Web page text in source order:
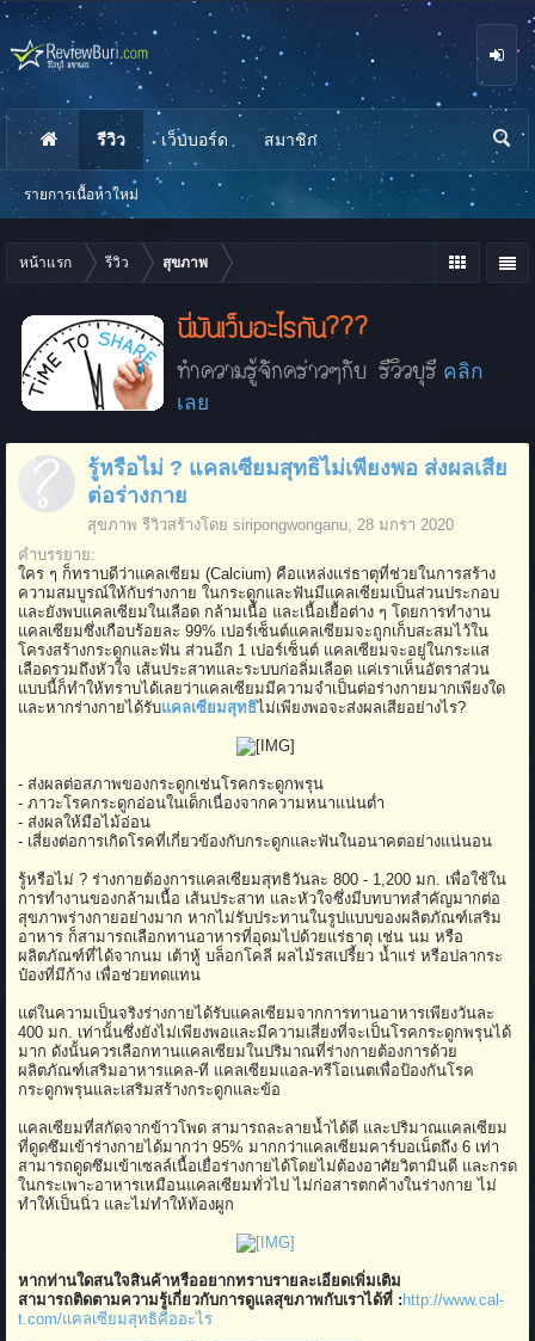
หน้าแรก รีวิว สุขภาพ
นี่มันเว็บอะไรกัน???
ทำความรู้จักคร่าวๆกับ รีวิวบุรี คลิก
เลย
รู้หรือไม่ ? แคลเซียมสุทธิไม่เพียงพอ ส่งผลเสีย
ต่อร่างกาย
สุขภาพ รีวิวสร้างโดย siripongwonganu, 28 มกรา 2020
คำบรรยาย:
ใคร ๆ ก็ทราบดีว่าแคลเซียม (Calcium) คือแหล่งแร่ธาตุที่ช่วยในการสร้าง
ความสมบูรณ์ให้กับร่างกาย ในกระดูกและฟันมีแคลเซียมเป็นส่วนประกอบ
และยังพบแคลเซียมในเลือด กล้ามเนื้อ และเนื้อเยื้อต่าง ๆ โดยการทำงาน
แคลเซียมซึ่งเกือบร้อยละ 99% เปอร์เซ็นต์แคลเซียมจะถูกเก็บสะสมไว้ใน
โครงสร้างกระดูกและฟัน ส่วนอีก 1 เปอร์เซ็นต์ แคลเซียมจะอยู่ในกระแส
เลือดรวมถึงหัวใจ เส้นประสาทและระบบก่อลิ่มเลือด แค่เราเห็นอัตราส่วน
แบบนี้ก็ทำให้ทราบได้เลยว่าแคลเซียมมีความจำเป็นต่อร่างกายมากเพียงใด
และหากร่างกายได้รับแคลเซียมสุทธิไม่เพียงพอจะส่งผลเสียอย่างไร?
- ส่งผลต่อสภาพของกระดูกเช่นโรคกระดูกพรุน
- ภาวะโรคกระดูกอ่อนในเด็กเนื่องจากความหนาแน่นต่ำ
- ส่งผลให้มือไม้อ่อน
- เสี่ยงต่อการเกิดโรคที่เกี่ยวข้องกับกระดูกและฟันในอนาคตอย่างแน่นอน
รู้หรือไม่ ? ร่างกายต้องการแคลเซียมสุทธิวันละ 800 - 1,200 มก. เพื่อใช้ใน
การทำงานของกล้ามเนื้อ เส้นประสาท และหัวใจซึ่งมีบทบาทสำคัญมากต่อ
สุขภาพร่างกายอย่างมาก หากไม่รับประทานในรูปแบบของผลิตภัณฑ์เสริม
อาหาร ก็สามารถเลือกทานอาหารที่อุดมไปด้วยแร่ธาตุ เช่น นม หรือ
ผลิตภัณฑ์ที่ได้จากนม เต้าหู้ บล็อกโคลี ผลไม้รสเปรี้ยว น้ำแร่ หรือปลากระ
ป๋องที่มีก้าง เพื่อช่วยทดแทน
แต่ในความเป็นจริงร่างกายได้รับแคลเซียมจากการทานอาหารเพียงวันละ
400 มก. เท่านั้นซึ่งยังไม่เพียงพอและมีความเสี่ยงที่จะเป็นโรคกระดูกพรุนได้
มาก ดังนั้นควรเลือกทานแคลเซียมในปริมาณที่ร่างกายต้องการด้วย
ผลิตภัณฑ์เสริมอาหารแคล-ที แคลเซียมแอล-ทรีโอเนตเพื่อป้องกันโรค
กระดูกพรุนและเสริมสร้างกระดูกและข้อ
แคลเซียมที่สกัดจากข้าวโพด สามารถละลายน้ำได้ดี และปริมาณแคลเซียม
ที่ดูดซึมเข้าร่างกายได้มากว่า 95% มากกว่าแคลเซียมคาร์บอเน็ตถึง 6 เท่า
สามารถดูดซึมเข้าเซลล์เนื้อเยื่อร่างกายได้โดยไม่ต้องอาศัยวิตามินดี และกรด
ในกระเพาะอาหารเหมือนแคลเซียมทั่วไป ไม่ก่อสารตกค้างในร่างกาย ไม่
ทำให้เป็นนิ่ว และไม่ทำให้ท้องผูก
หากท่านใดสนใจสินค้าหรืออยากทราบรายละเอียดเพิ่มเติม
สามารถติดตามความรู้เกี่ยวกับการดูแลสุขภาพกับเราได้ที่ : http://www.cal-
t.com/แคลเซียมสุทธิคืออะไร
รีวิว
รายการเนื้อหาใหม่
เว็บบอร์ด สมาชิก
นห
า